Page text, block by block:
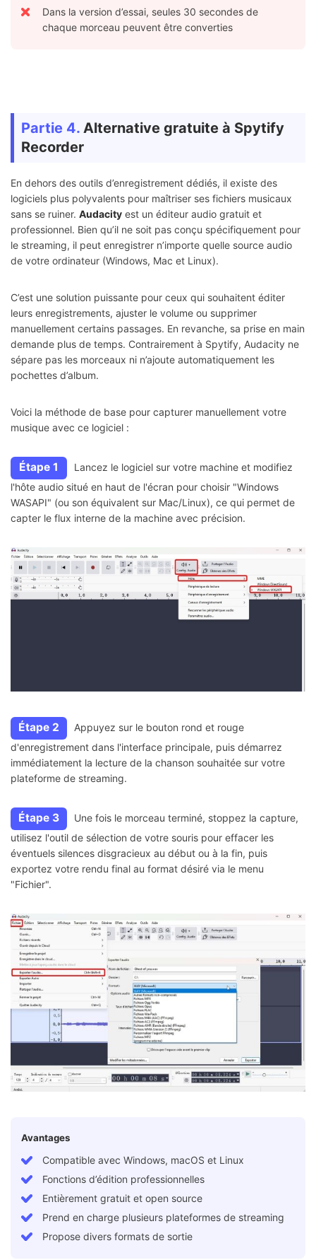
Dans la version d’essai, seules 30 secondes de
chaque morceau peuvent être converties
Partie 4. Alternative gratuite à Spytify
Recorder
En dehors des outils d’enregistrement dédiés, il existe des
logiciels plus polyvalents pour maîtriser ses fichiers musicaux
sans se ruiner. Audacity est un éditeur audio gratuit et
professionnel. Bien qu’il ne soit pas conçu spécifiquement pour
le streaming, il peut enregistrer n’importe quelle source audio
de votre ordinateur (Windows, Mac et Linux).
C’est une solution puissante pour ceux qui souhaitent éditer
leurs enregistrements, ajuster le volume ou supprimer
manuellement certains passages. En revanche, sa prise en main
demande plus de temps. Contrairement à Spytify, Audacity ne
sépare pas les morceaux ni n’ajoute automatiquement les
pochettes d’album.
Voici la méthode de base pour capturer manuellement votre
musique avec ce logiciel :
Étape 1
Lancez le logiciel sur votre machine et modifiez
l'hôte audio situé en haut de l'écran pour choisir "Windows
WASAPI" (ou son équivalent sur Mac/Linux), ce qui permet de
capter le flux interne de la machine avec précision.
Étape 2
Appuyez sur le bouton rond et rouge
d'enregistrement dans l'interface principale, puis démarrez
immédiatement la lecture de la chanson souhaitée sur votre
plateforme de streaming.
Étape 3
Une fois le morceau terminé, stoppez la capture,
utilisez l'outil de sélection de votre souris pour effacer les
éventuels silences disgracieux au début ou à la fin, puis
exportez votre rendu final au format désiré via le menu
"Fichier".
Avantages
Compatible avec Windows, macOS et Linux
Fonctions d’édition professionnelles
Entièrement gratuit et open source
Prend en charge plusieurs plateformes de streaming
Propose divers formats de sortie